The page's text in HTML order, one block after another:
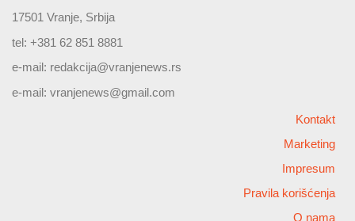
17501 Vranje, Srbija
tel: +381 62 851 8881
e-mail: redakcija@vranjenews.rs
e-mail: vranjenews@gmail.com
Kontakt
Marketing
Impresum
Pravila korišćenja
O nama